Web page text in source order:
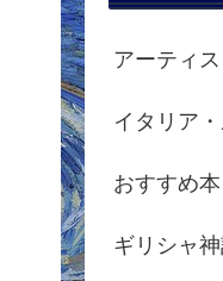
アーティ
イタリア
おすすめ本
ギリシャ